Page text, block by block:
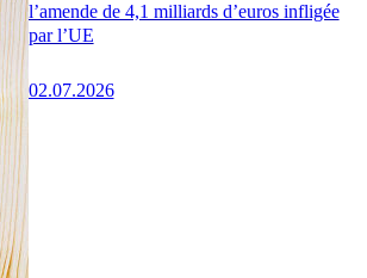
l’amende de 4,1 milliards d’euros infligée
par l’UE
02.07.2026